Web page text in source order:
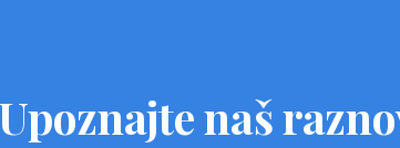
Upoznajte naš